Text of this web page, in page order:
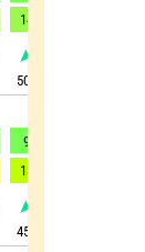
14
50
9
18
45